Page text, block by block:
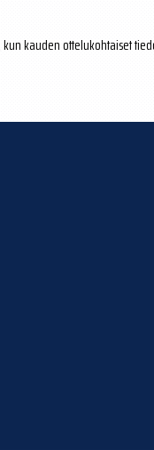
kauden ottelukohtaiset